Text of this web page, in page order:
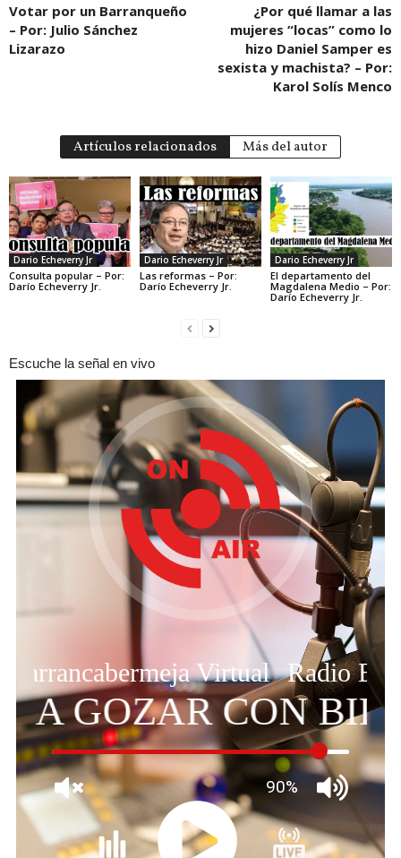
Votar por un Barranqueño
– Por: Julio Sánchez
Lizarazo
¿Por qué llamar a las
mujeres “locas” como lo
hizo Daniel Samper es
sexista y machista? – Por:
Karol Solís Menco
Artículos relacionados Más del autor
Dario Echeverry Jr
Consulta popular – Por:
Darío Echeverry Jr.
Dario Echeverry Jr
Las reformas – Por:
Darío Echeverry Jr.
Dario Echeverry Jr
El departamento del
Magdalena Medio – Por:
Darío Echeverry Jr.
Escuche la señal en vivo